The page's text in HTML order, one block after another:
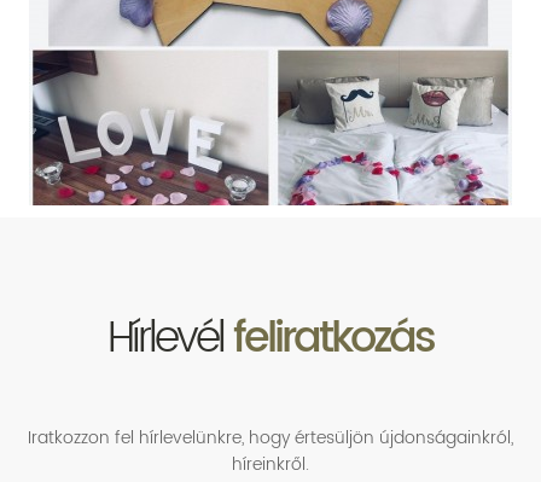
Hírlevélfeliratkozás
Iratkozzon fel hírlevelünkre, hogy értesüljön újdonságainkról,
híreinkről.